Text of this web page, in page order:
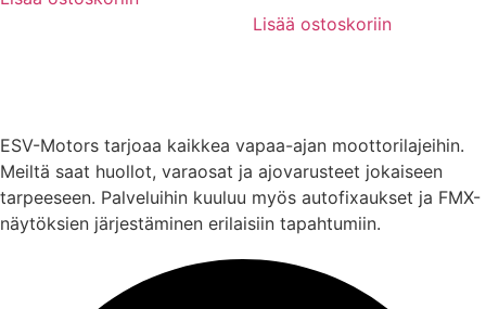
Lisää ostoskoriin
ESV-Motors tarjoaa kaikkea vapaa-ajan moottorilajeihin.
Meiltä saat huollot, varaosat ja ajovarusteet jokaiseen
tarpeeseen. Palveluihin kuuluu myös autofixaukset ja FMX-
näytöksien järjestäminen erilaisiin tapahtumiin.